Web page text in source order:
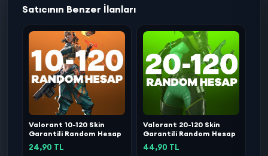
Satıcının Benzer İlanları
Valorant 10-120 Skin
Garantili Random Hesap
24,90 TL
Valorant 20-120 Skin
Garantili Random Hesap
44,90 TL